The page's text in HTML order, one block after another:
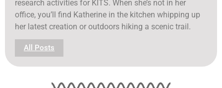
research activities for KITS. When she’s not in her
office, you’ll find Katherine in the kitchen whipping up
her latest creation or outdoors hiking a scenic trail.
All Posts